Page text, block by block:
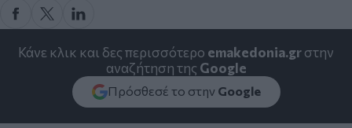
Κάνε κλικ και δες περισσότερο emakedonia.grστην
αναζήτηση της Google
Πρόσθεσέ το στην Google